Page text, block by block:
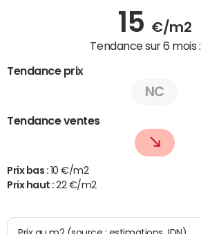
15 €/m2
Tendance sur 6 mois :
Tendance prix
NC
Tendance ventes
Prix bas : 10 €/m2
Prix haut :22 €/m2